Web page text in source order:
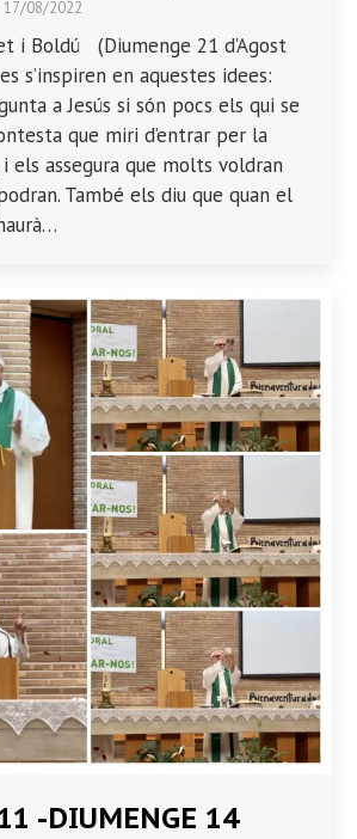
17/08/2022
i Boldú (Diumenge 21 d’Agost
s’inspiren en aquestes idees:
a Jesús si són pocs els qui se
que miri d’entrar per la
els assegura que molts voldran
També els diu que quan el
-DIUMENGE 14